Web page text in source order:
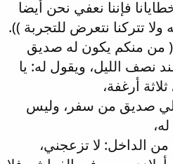
فإننا نعفي نحن أيضا
ولا تتركنا نتعرض للتجربة )).
من منكم يكون له صديق
نصف الليل، ويقول له: يا
أرغفة،
صديق من سفر، وليس
الداخل: لا تزعجني،